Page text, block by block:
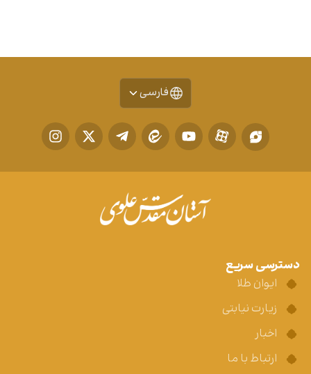
فارسی
دسترسی سریع
ایوان طلا
زیارت نیابتی
اخبار
ارتباط با ما